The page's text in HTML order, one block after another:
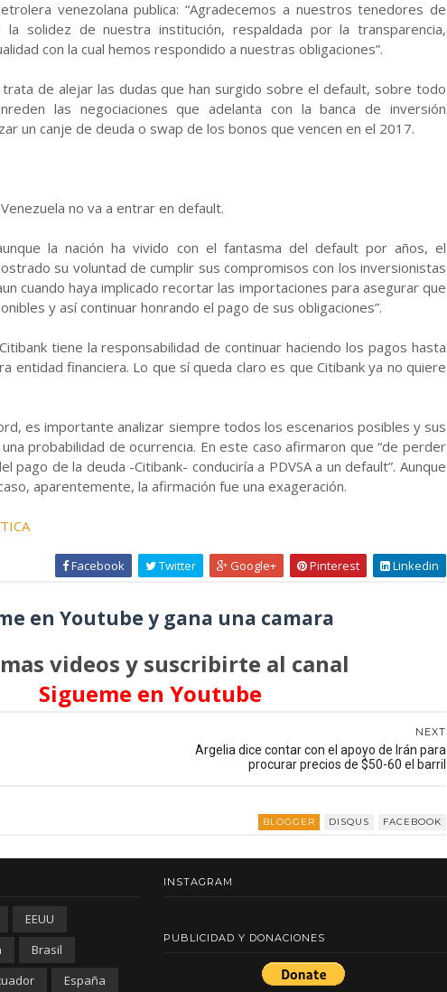
venezolana publica: “Agradecemos a nuestros tenedores de
la solidez de nuestra institución, respaldada por la transparencia,
con la cual hemos respondido a nuestras obligaciones”.
trata de alejar las dudas que han surgido sobre el default, sobre todo
las negociaciones que adelanta con la banca de inversión
un canje de deuda o swap de los bonos que vencen en el 2017.
no va a entrar en default.
la nación ha vivido con el fantasma del default por años, el
su voluntad de cumplir sus compromisos con los inversionistas
cuando haya implicado recortar las importaciones para asegurar que
y así continuar honrando el pago de sus obligaciones”.
tiene la responsabilidad de continuar haciendo los pagos hasta
entidad financiera. Lo que sí queda claro es que Citibank ya no quiere
es importante analizar siempre todos los escenarios posibles y sus
probabilidad de ocurrencia. En este caso afirmaron que “de perder
pago de la deuda -Citibank- conduciría a PDVSA a un default”. Aunque
aparentemente, la afirmación fue una exageración.
Facebook Twitter Google+ Pinterest Linkedin
en Youtube y gana una camara
videos y suscribirte al canal
Sigueme en Youtube
NEXT
Argelia dice contar con el apoyo de Irán para
procurar precios de $50-60 el barril
BLOGGER DISQUS FACEBOOK
EEUU
Brasil
España
INSTAGRAM
PUBLICIDAD Y DONACIONES